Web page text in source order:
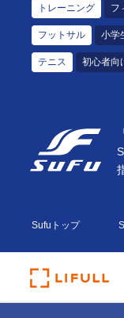
トレーニング フ
フットサル 小学
テニス 初心者向
Sufuトップ